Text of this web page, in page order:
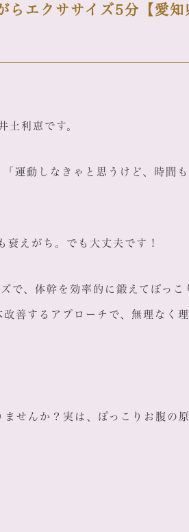
らエクササイズ5分【愛知
利恵です。
運動しなきゃと思うけど、時間も
えがち。でも大丈夫です！
で、体幹を効率的に鍛えてぽっこ
善するアプローチで、無理なく
せんか？実は、ぽっこりお腹の